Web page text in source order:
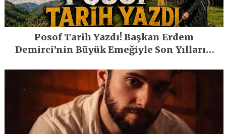
Posof Tarih Yazdı! Başkan Erdem
Demirci’nin Büyük Emeğiyle Son Yılların